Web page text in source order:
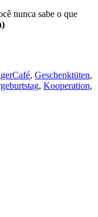
nunca sabe o que
, Geschenktüten,
, Kooperation,